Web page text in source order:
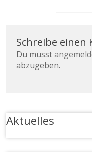
Schreibe einen
Du musst
abzugeben.
Aktuelles